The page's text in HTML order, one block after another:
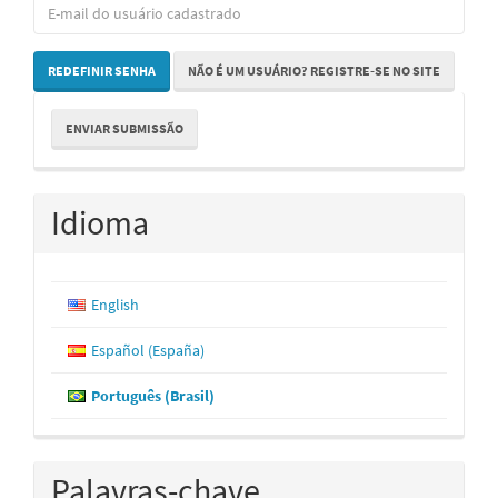
REDEFINIR SENHA NÃO É UM USUÁRIO? REGISTRE-SE NO SITE
Enviar
Submissão
ENVIAR SUBMISSÃO
Idioma
English
Español (España)
Português (Brasil)